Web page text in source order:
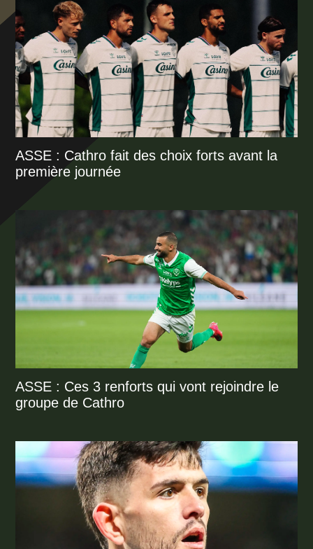
ASSE : Cathro fait des choix forts avant la
première journée
ASSE : Ces 3 renforts qui vont rejoindre le
groupe de Cathro